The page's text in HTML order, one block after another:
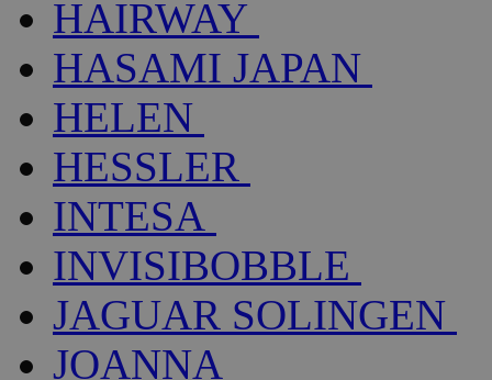
HAIRWAY
HASAMI JAPAN
HELEN
HESSLER
INTESA
INVISIBOBBLE
JAGUAR SOLINGEN
JOANNA